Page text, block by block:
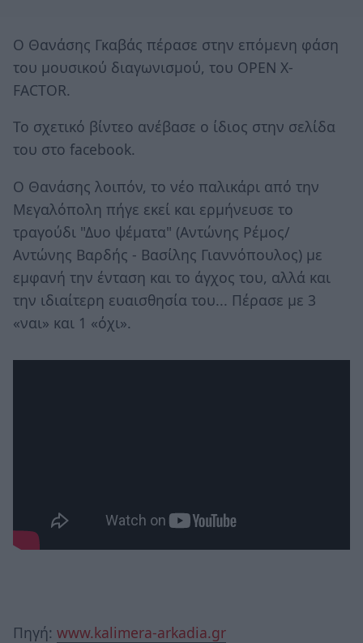
Ο Θανάσης Γκαβάς πέρασε στην επόμενη φάση
του μουσικού διαγωνισμού, του ΟΡΕΝ Χ-
FACTOR.
Το σχετικό βίντεο ανέβασε ο ίδιος στην σελίδα
του στο facebook.
Ο Θανάσης λοιπόν, το νέο παλικάρι από την
Μεγαλόπολη πήγε εκεί και ερμήνευσε το
τραγούδι "Δυο ψέματα" (Αντώνης Ρέμος/
Αντώνης Βαρδής - Βασίλης Γιαννόπουλος) με
εμφανή την ένταση και το άγχος του, αλλά και
την ιδιαίτερη ευαισθησία του... Πέρασε με 3
«ναι» και 1 «όχι».
Πηγή: www.kalimera-arkadia.gr